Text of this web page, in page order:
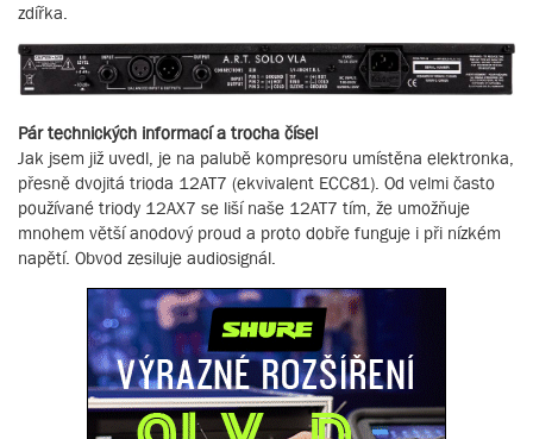
zdířka.
Pár technických informací a trocha čísel
Jak jsem již uvedl, je na palubě kompresoru umístěna elektronka,
přesně dvojitá trioda 12AT7 (ekvivalent ECC81). Od velmi často
používané triody 12AX7 se liší naše 12AT7 tím, že umožňuje
mnohem větší anodový proud a proto dobře funguje i při nízkém
napětí. Obvod zesiluje audiosignál.